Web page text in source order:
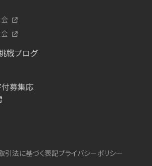
戦プログ
募集応
引法に基づく表記プライバシーポリシー